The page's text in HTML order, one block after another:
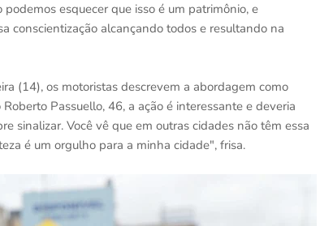
esquecer que isso é um patrimônio, e
conscientização alcançando todos e resultando na
(14), os motoristas descrevem a abordagem como
Passuello, 46, a ação é interessante e deveria
sinalizar. Você vê que em outras cidades não têm essa
é um orgulho para a minha cidade", frisa.